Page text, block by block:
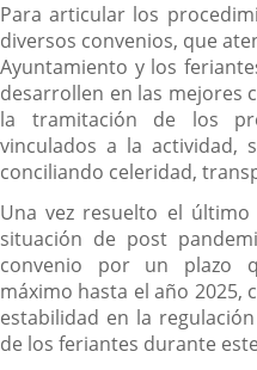
Para articular los
diversos convenios, que
Ayuntamiento y los
desarrollen en las mejores
la tramitación de los
vinculados a la actividad,
conciliando celeridad,
Una vez resuelto el
situación de post
convenio por un plazo
máximo hasta el año 2025,
estabilidad en la
de los feriantes durante